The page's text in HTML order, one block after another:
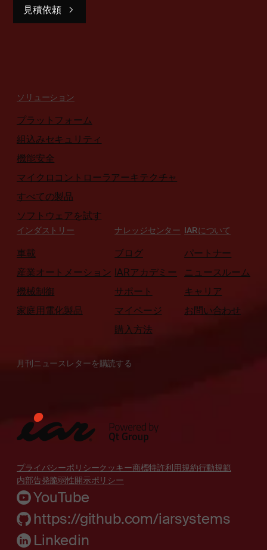
見積依頼
ソリューション
プラットフォーム
組込みセキュリティ
機能安全
マイクロコントローラアーキテクチャ
すべての製品
ソフトウェアを試す
インダストリー
車載
産業オートメーション
機械制御
家庭用電化製品
ナレッジセンター
ブログ
IARアカデミー
サポート
マイページ
購入方法
IARについて
パートナー
ニュースルーム
キャリア
お問い合わせ
月刊ニュースレターを購読する
プライバシーポリシークッキー商標特許利用規約行動規範
内部告発脆弱性開示ポリシー
YouTube
https://github.com/iarsystems
Linkedin